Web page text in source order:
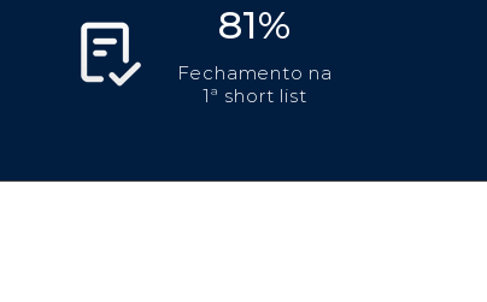
81%
Fechamento na
1ª short list